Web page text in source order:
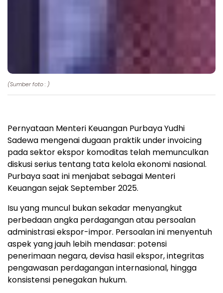
(Sumber foto : )
Pernyataan Menteri Keuangan Purbaya Yudhi
Sadewa mengenai dugaan praktik under invoicing
pada sektor ekspor komoditas telah memunculkan
diskusi serius tentang tata kelola ekonomi nasional.
Purbaya saat ini menjabat sebagai Menteri
Keuangan sejak September 2025.
Isu yang muncul bukan sekadar menyangkut
perbedaan angka perdagangan atau persoalan
administrasi ekspor-impor. Persoalan ini menyentuh
aspek yang jauh lebih mendasar: potensi
penerimaan negara, devisa hasil ekspor, integritas
pengawasan perdagangan internasional, hingga
konsistensi penegakan hukum.